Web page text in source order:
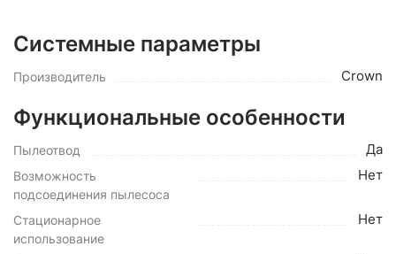
Системные параметры
Производитель Crown
Функциональные особенности
Пылеотвод Да
Возможность
подсоединения пылесоса
Нет
Стационарное
использование
Нет